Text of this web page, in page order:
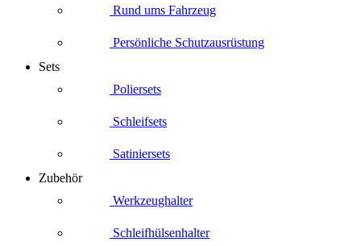
Rund ums Fahrzeug
Persönliche Schutzausrüstung
Sets
Poliersets
Schleifsets
Satiniersets
Zubehör
Werkzeughalter
Schleifhülsenhalter